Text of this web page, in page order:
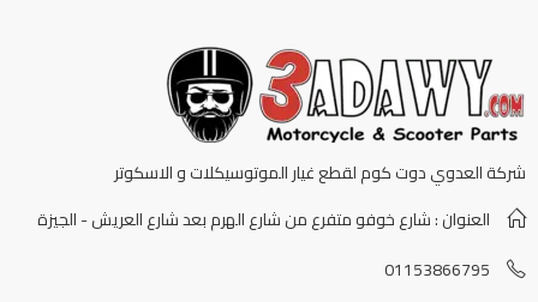
شركة العدوي دوت كوم لقطع غيار الموتوسيكلات و الاسكوتر
العنوان : شارع خوفو متفرع من شارع الهرم بعد شارع العريش - الجيزة
01153866795